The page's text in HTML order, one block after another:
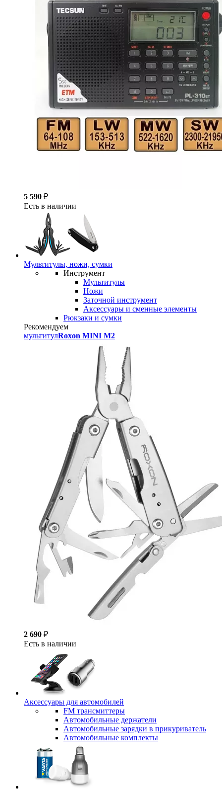
5 590 ₽
Есть в наличии
Мультитулы, ножи, сумки
Инструмент
Мультитулы
Ножи
Заточной инструмент
Аксессуары и сменные элементы
Рюкзаки и сумки
Рекомендуем
мультитулRoxon MINI M2
2 690 ₽
Есть в наличии
Аксессуары для автомобилей
FM трансмиттеры
Автомобильные держатели
Автомобильные зарядки в прикуриватель
Автомобильные комплекты